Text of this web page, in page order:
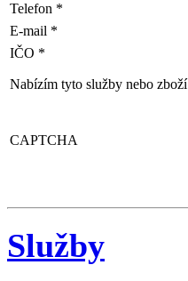
Telefon *
E-mail *
IČO *
Nabízím tyto služby nebo zboží
CAPTCHA
Služby